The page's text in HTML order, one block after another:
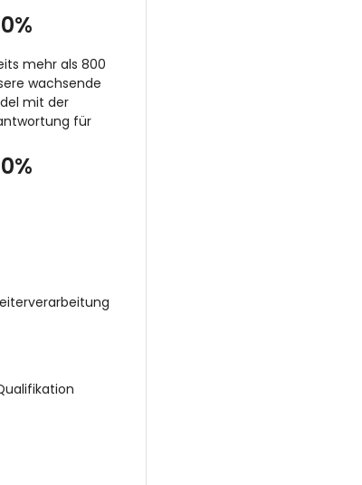
mehr als 800
wachsende
mit der
für